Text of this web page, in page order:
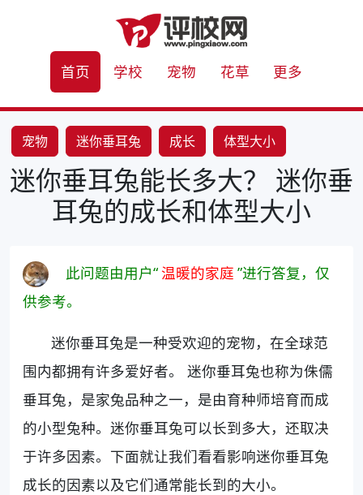
首页 学校 宠物 花草 更多
宠物 迷你垂耳兔 成长 体型大小
迷你垂耳兔能长多大？ 迷你垂
耳兔的成长和体型大小
此问题由用户“温暖的家庭 ”进行答复，仅
供参考。
迷你垂耳兔是一种受欢迎的宠物，在全球范
围内都拥有许多爱好者。 迷你垂耳兔也称为侏儒
垂耳兔，是家兔品种之一，是由育种师培育而成
的小型兔种。迷你垂耳兔可以长到多大，还取决
于许多因素。下面就让我们看看影响迷你垂耳兔
成长的因素以及它们通常能长到的大小。